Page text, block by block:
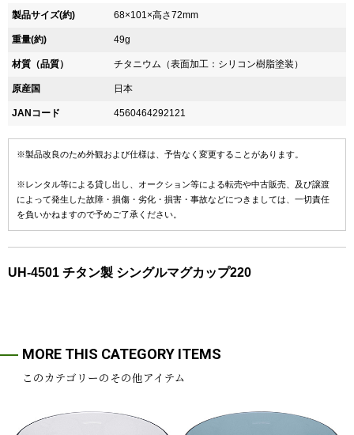
製品サイズ(約) 68×101×高さ72mm
重量(約) 49g
材質（品質） チタニウム（表面加工：シリコン樹脂塗装）
原産国 日本
JANコード 4560464292121
※製品改良のため外観および仕様は、予告なく変更することがあります。
※レンタル等による貸し出し、オークション等による転売や中古販売、及び譲渡
によって発生した故障・損傷・劣化・損害・事故などにつきましては、一切責任
を負いかねますので予めご了承ください。
UH-4501 チタン製 シングルマグカップ220
MORE THIS CATEGORY ITEMS
このカテゴリーのその他アイテム